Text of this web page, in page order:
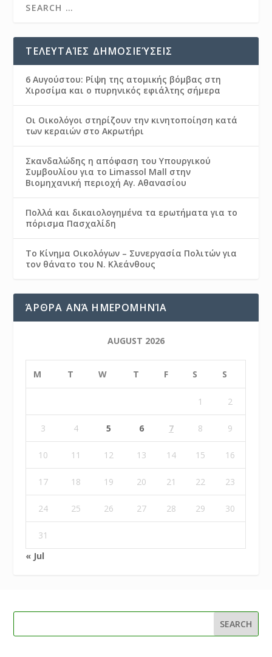
ΤΕΛΕΥΤΑΊΕΣ ΔΗΜΟΣΙΕΎΣΕΙΣ
6 Αυγούστου: Ρίψη της ατομικής βόμβας στη
Χιροσίμα και ο πυρηνικός εφιάλτης σήμερα
Οι Οικολόγοι στηρίζουν την κινητοποίηση κατά
των κεραιών στο Ακρωτήρι
Σκανδαλώδης η απόφαση του Υπουργικού
Συμβουλίου για το Limassol Mall στην
Βιομηχανική περιοχή Αγ. Αθανασίου
Πολλά και δικαιολογημένα τα ερωτήματα για το
πόρισμα Πασχαλίδη
Το Κίνημα Οικολόγων – Συνεργασία Πολιτών για
τον θάνατο του Ν. Κλεάνθους
ΆΡΘΡΑ ΑΝΆ ΗΜΕΡΟΜΗΝΊΑ
AUGUST 2026
M T W T F S S
1 2
3 4 5 6 7 8 9
10 11 12 13 14 15 16
17 18 19 20 21 22 23
24 25 26 27 28 29 30
31
« Jul